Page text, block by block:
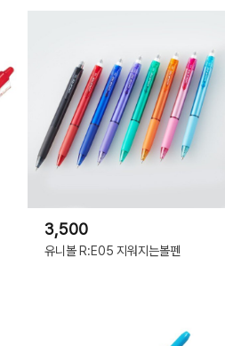
3,500
유니볼 R:E05 지워지는볼펜